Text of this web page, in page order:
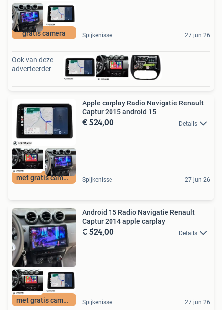
gratis camera Spijkenisse 27 jun 26
Ook van deze
adverteerder
met gratis camera
Apple carplay Radio Navigatie Renault
Captur 2015 android 15
€ 524,00 Details
Spijkenisse 27 jun 26
met gratis camera
Android 15 Radio Navigatie Renault
Captur 2014 apple carplay
€ 524,00 Details
Spijkenisse 27 jun 26